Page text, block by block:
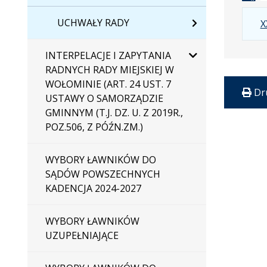
UCHWAŁY RADY
INTERPELACJE I ZAPYTANIA
RADNYCH RADY MIEJSKIEJ W
WOŁOMINIE (ART. 24 UST. 7
USTAWY O SAMORZĄDZIE
GMINNYM (T.J. DZ. U. Z 2019R.,
POZ.506, Z PÓŹN.ZM.)
WYBORY ŁAWNIKÓW DO
SĄDÓW POWSZECHNYCH
KADENCJA 2024-2027
WYBORY ŁAWNIKÓW
UZUPEŁNIAJĄCE